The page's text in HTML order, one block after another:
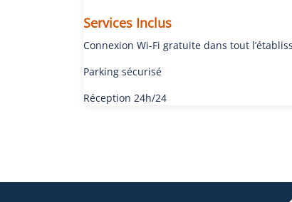
Services Inclus
Connexion Wi-Fi gratuite dans tout
Parking sécurisé
Réception 24h/24